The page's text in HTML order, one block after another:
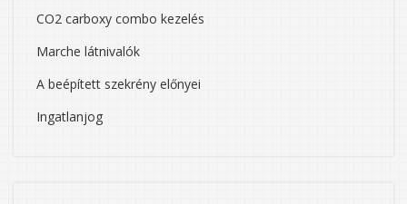
CO2 carboxy combo kezelés
Marche látnivalók
A beépített szekrény előnyei
Ingatlanjog